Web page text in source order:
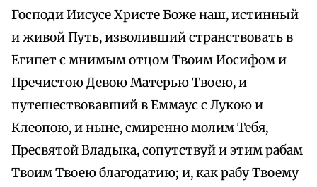
Господи Иисусе Христе Боже наш, истинный
и живой Путь, изволивший странствовать в
Египет с мнимым отцом Твоим Иосифом и
Пречистою Девою Матерью Твоею, и
путешествовавший в Еммаус с Лукою и
Клеопою, и ныне, смиренно молим Тебя,
Пресвятой Владыка, сопутствуй и этим рабам
Твоим Твоею благодатию; и, как рабу Твоему